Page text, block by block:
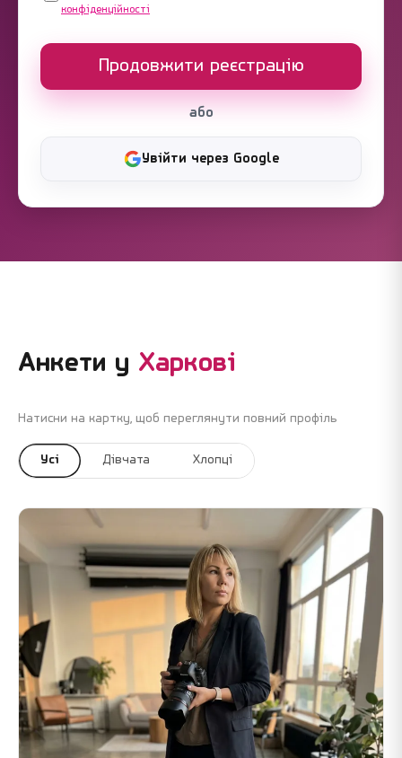
конфіденційності
Продовжити реєстрацію
або
Увійти через Google
Анкети у Харкові
Натисни на картку, щоб переглянути повний профіль
Усі Дівчата Хлопці